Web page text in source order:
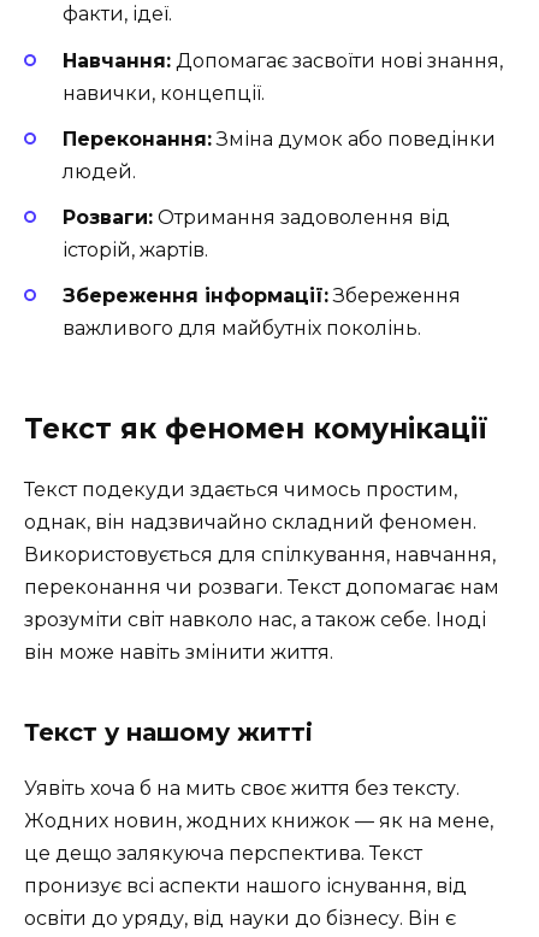
факти, ідеї.
Навчання: Допомагає засвоїти нові знання,
навички, концепції.
Переконання:Зміна думок або поведінки
людей.
Розваги: Отримання задоволення від
історій, жартів.
Збереження інформації:Збереження
важливого для майбутніх поколінь.
Текст як феномен комунікації
Текст подекуди здається чимось простим,
однак, він надзвичайно складний феномен.
Використовується для спілкування, навчання,
переконання чи розваги. Текст допомагає нам
зрозуміти світ навколо нас, а також себе. Іноді
він може навіть змінити життя.
Текст у нашому житті
Уявіть хоча б на мить своє життя без тексту.
Жодних новин, жодних книжок — як на мене,
це дещо залякуюча перспектива. Текст
пронизує всі аспекти нашого існування, від
освіти до уряду, від науки до бізнесу. Він є